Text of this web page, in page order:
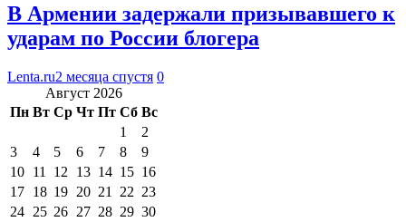
В Армении задержали призывавшего к
ударам по России блогера
Lenta.ru2 месяца спустя 0
Август 2026
Пн Вт Ср Чт Пт Сб Вс
1
2
3
4 5 6 7 8
9
10 11 12 13 14 15 16
17 18 19 20 21 22 23
24 25 26 27 28 29 30